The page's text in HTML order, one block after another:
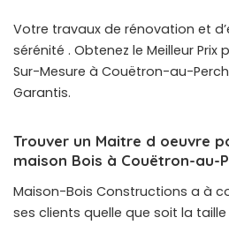
Votre travaux de rénovation et
sérénité . Obtenez le Meilleur Prix
Sur-Mesure à Couëtron-au-
Garantis.
Trouver un Maitre d oeuvre
maison Bois à Couëtron-au-
Maison-Bois Constructions a à
ses clients quelle que soit la